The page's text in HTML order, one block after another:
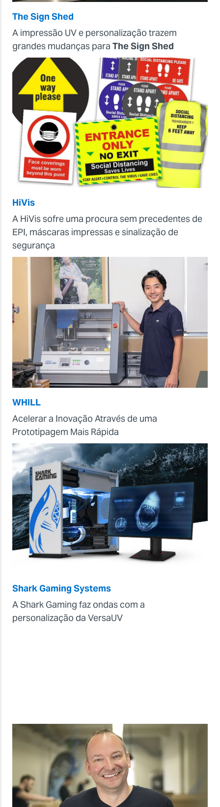
The Sign Shed
A impressão UV e personalização trazem
grandes mudanças para The Sign Shed
HiVis
A HiVis sofre uma procura sem precedentes de
EPI, máscaras impressas e sinalização de
segurança
WHILL
Acelerar a Inovação Através de uma
Prototipagem Mais Rápida
Shark Gaming Systems
A Shark Gaming faz ondas com a
personalização da VersaUV